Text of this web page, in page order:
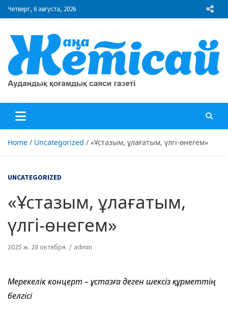
Skip
to
Четверг, 6 августа, 2026
"Жаңа Жетісай" газеті
Home Uncategorized «Ұстазым, ұлағатым, үлгі-өнегем»
UNCATEGORIZED
«Ұстазым, ұлағатым,
үлгі-өнегем»
2025 ж. 28 октября admin
Мерекелік концерт – ұстазға деген шексіз құрметтің
белгісі